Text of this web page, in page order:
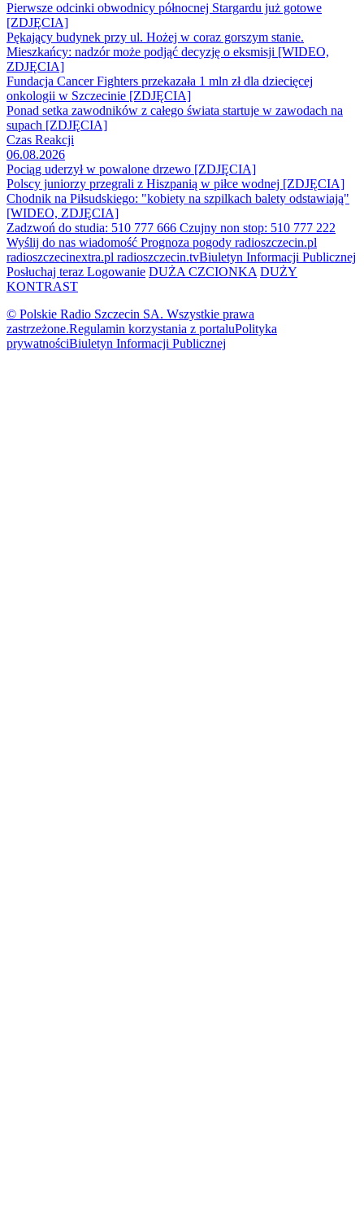
Pierwsze odcinki obwodnicy północnej Stargardu już gotowe
[ZDJĘCIA]
Pękający budynek przy ul. Hożej w coraz gorszym stanie.
Mieszkańcy: nadzór może podjąć decyzję o eksmisji [WIDEO,
ZDJĘCIA]
Fundacja Cancer Fighters przekazała 1 mln zł dla dziecięcej
onkologii w Szczecinie [ZDJĘCIA]
Ponad setka zawodników z całego świata startuje w zawodach na
supach [ZDJĘCIA]
Czas Reakcji
06.08.2026
Pociąg uderzył w powalone drzewo [ZDJĘCIA]
Polscy juniorzy przegrali z Hiszpanią w piłce wodnej [ZDJĘCIA]
Chodnik na Piłsudskiego: "kobiety na szpilkach balety odstawiają"
[WIDEO, ZDJĘCIA]
Zadzwoń do studia: 510 777 666 Czujny non stop: 510 777 222
Wyślij do nas wiadomość Prognoza pogody radioszczecin.pl
radioszczecinextra.pl radioszczecin.tvBiuletyn Informacji Publicznej
Posłuchaj teraz Logowanie DUŻA CZCIONKA DUŻY
KONTRAST
© Polskie Radio Szczecin SA. Wszystkie prawa
zastrzeżone.Regulamin korzystania z portaluPolityka
prywatnościBiuletyn Informacji Publicznej